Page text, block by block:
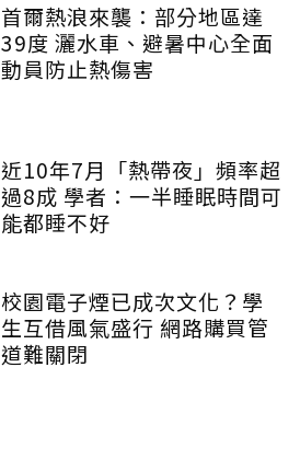
首爾熱浪來襲：部分地區達
39度 灑水車、避暑中心全面
動員防止熱傷害
近10年7月「熱帶夜」頻率超
過8成 學者：一半睡眠時間可
能都睡不好
校園電子煙已成次文化？學
生互借風氣盛行 網路購買管
道難關閉